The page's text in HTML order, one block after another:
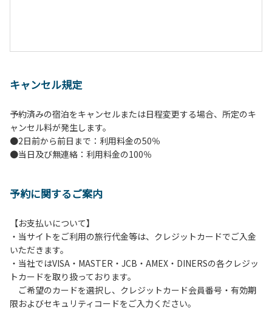
キャンセル規定
予約済みの宿泊をキャンセルまたは日程変更する場合、所定のキ
ャンセル料が発生します。
●2日前から前日まで：利用料金の50％
●当日及び無連絡：利用料金の100％
予約に関するご案内
【お支払いについて】
・当サイトをご利用の旅行代金等は、クレジットカードでご入金
いただきます。
・当社ではVISA・MASTER・JCB・AMEX・DINERSの各クレジッ
トカードを取り扱っております。
ご希望のカードを選択し、クレジットカード会員番号・有効期
限およびセキュリティコードをご入力ください。